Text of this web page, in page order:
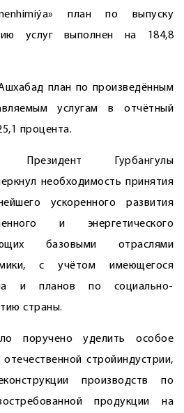
план по выпуску
услуг выполнен на 184,8
план по произведённым
услугам в отчётный
процента.
Президент Гурбангулы
необходимость принятия
ускоренного развития
и энергетического
базовыми отраслями
с учётом имеющегося
и планов по социально-
страны.
поручено уделить особое
стройиндустрии,
производств по
продукции на